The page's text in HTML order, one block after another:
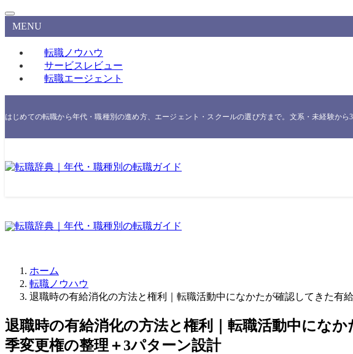
MENU
転職ノウハウ
サービスレビュー
転職エージェント
はじめての転職から年代・職種別の進め方、エージェント・スクールの選び方まで。文系・未経験か
ホーム
転職ノウハウ
退職時の有給消化の方法と権利｜転職活動中になかたが確認してきた有
退職時の有給消化の方法と権利｜転職活動中にな
季変更権の整理＋3パターン設計